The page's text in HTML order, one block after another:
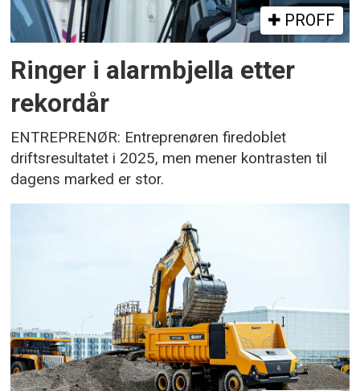
PROFF
Ringer i alarmbjella etter
rekordår
ENTREPRENØR: Entreprenøren firedoblet
driftsresultatet i 2025, men mener kontrasten til
dagens marked er stor.